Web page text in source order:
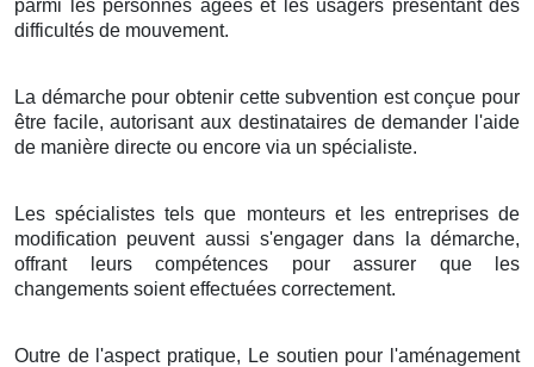
parmi les personnes âgées et les usagers présentant des
difficultés de mouvement.
La démarche pour obtenir cette subvention est conçue pour
être facile, autorisant aux destinataires de demander l'aide
de manière directe ou encore via un spécialiste.
Les spécialistes tels que monteurs et les entreprises de
modification peuvent aussi s'engager dans la démarche,
offrant leurs compétences pour assurer que les
changements soient effectuées correctement.
Outre de l'aspect pratique, Le soutien pour l'aménagement